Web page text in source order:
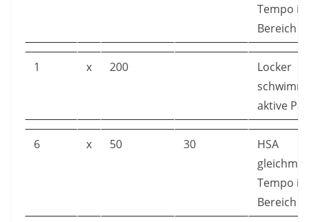
Tempo
Bereich
1 x 200
Locker
aktive
6 x 50 30
HSA
Tempo
Bereich